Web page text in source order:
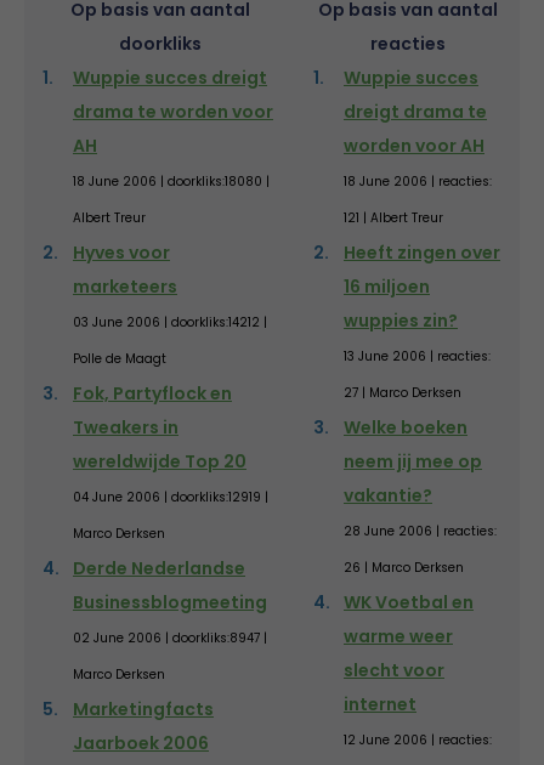
Op basis van aantal
doorkliks
Wuppie succes dreigt
drama te worden voor
AH
18 June 2006 | doorkliks:18080 |
Albert Treur
Hyves voor
marketeers
03 June 2006 | doorkliks:14212 |
Polle de Maagt
Fok, Partyflock en
Tweakers in
wereldwijde Top 20
04 June 2006 | doorkliks:12919 |
Marco Derksen
Derde Nederlandse
Businessblogmeeting
02 June 2006 | doorkliks:8947 |
Marco Derksen
Marketingfacts
Jaarboek 2006
Op basis van aantal
reacties
Wuppie succes
dreigt drama te
worden voor AH
18 June 2006 | reacties:
121 | Albert Treur
Heeft zingen over
16 miljoen
wuppies zin?
13 June 2006 | reacties:
27 | Marco Derksen
Welke boeken
neem jij mee op
vakantie?
28 June 2006 | reacties:
26 | Marco Derksen
WK Voetbal en
warme weer
slecht voor
internet
12 June 2006 | reacties: